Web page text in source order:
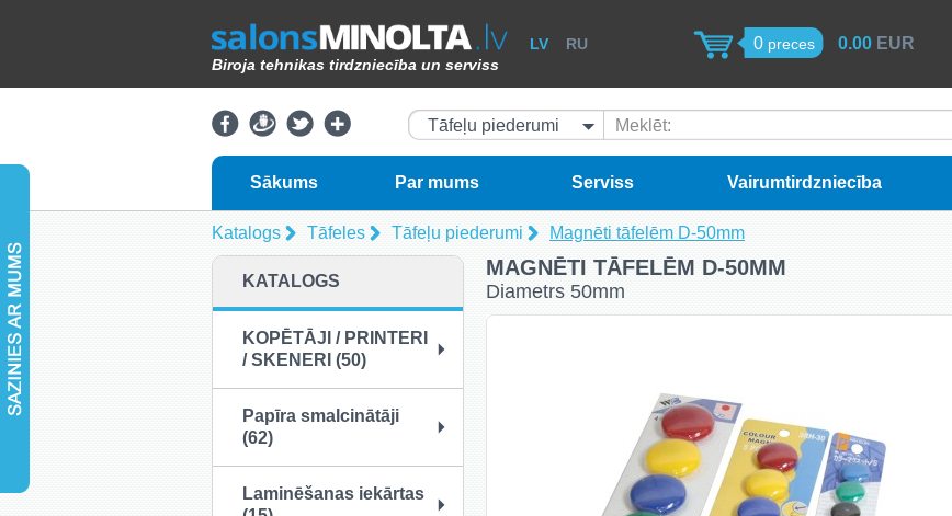
Biroja tehnikas tirdzniecība un serviss
LV RU 0 preces 0.00 EUR
Tāfeļu piederumi Meklēt:
Sākums Par mums Serviss Vairumtirdzniecība
Katalogs Tāfeles Tāfeļu piederumi Magnēti tāfelēm D-50mm
KATALOGS
KOPĒTĀJI / PRINTERI
/ SKENERI (50)
Papīra smalcinātāji
(62)
Laminēšanas iekārtas
MAGNĒTI TĀFELĒM D-50MM
Diametrs 50mm